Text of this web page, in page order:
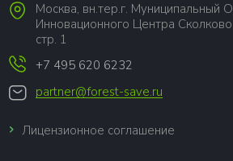
Москва, вн.тер.г. Муниципальный
Инновационного Центра
стр. 1
+7 495 620 6232
partner@forest-save.ru
Лицензионное соглашение